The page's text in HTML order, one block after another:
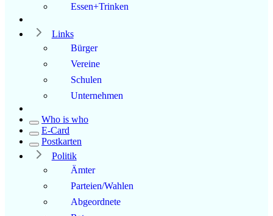
Essen+Trinken
Links
Bürger
Vereine
Schulen
Unternehmen
Who is who
E-Card
Postkarten
Politik
Ämter
Parteien/Wahlen
Abgeordnete